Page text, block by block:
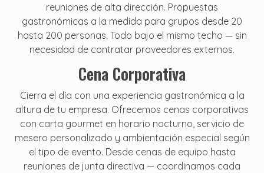
reuniones de alta dirección. Propuestas
gastronómicas a la medida para grupos desde 20
hasta 200 personas. Todo bajo el mismo techo — sin
necesidad de contratar proveedores externos.
Cena Corporativa
Cierra el día con una experiencia gastronómica a la
altura de tu empresa. Ofrecemos cenas corporativas
con carta gourmet en horario nocturno, servicio de
mesero personalizado y ambientación especial según
el tipo de evento. Desde cenas de equipo hasta
reuniones de junta directiva — coordinamos cada